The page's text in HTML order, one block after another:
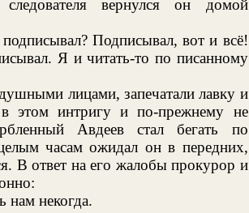
вернулся он домой
Подписывал, вот и всё!
Я и читать-то по писанному
лицами, запечатали лавку и
этом интригу и по-прежнему не
Авдеев стал бегать по
часам ожидал он в передних,
В ответ на его жалобы прокурор и
нам некогда.